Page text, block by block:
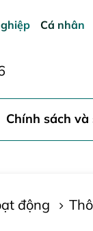
Cá nhân
Chính sách
động